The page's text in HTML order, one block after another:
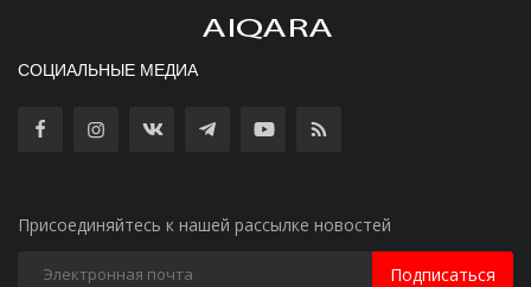
СОЦИАЛЬНЫЕ МЕДИА
Присоединяйтесь к нашей рассылке новостей
Подписаться